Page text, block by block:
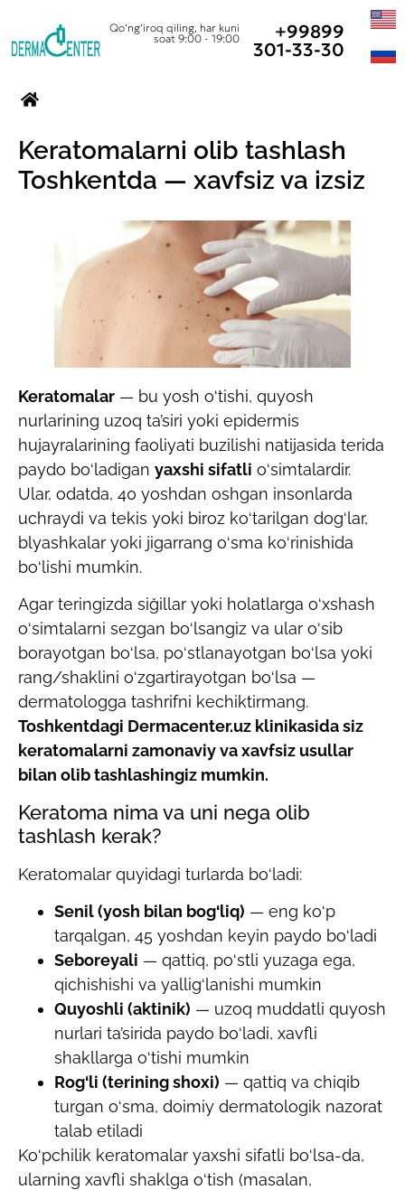
Qo‘ng‘iroq qiling, har kuni
soat 9:00 - 19:00
+99899
301-33-30
Keratomalarni olib tashlash
Toshkentda — xavfsiz va izsiz
Keratomalar — bu yosh o‘tishi, quyosh
nurlarining uzoq ta’siri yoki epidermis
hujayralarining faoliyati buzilishi natijasida terida
paydo bo‘ladigan yaxshi sifatli o‘simtalardir.
Ular, odatda, 40 yoshdan oshgan insonlarda
uchraydi va tekis yoki biroz ko‘tarilgan dog‘lar,
blyashkalar yoki jigarrang o‘sma ko‘rinishida
bo‘lishi mumkin.
Agar teringizda siğillar yoki holatlarga o‘xshash
o‘simtalarni sezgan bo‘lsangiz va ular o‘sib
borayotgan bo‘lsa, po‘stlanayotgan bo‘lsa yoki
rang/shaklini o‘zgartirayotgan bo‘lsa —
dermatologga tashrifni kechiktirmang.
Toshkentdagi Dermacenter.uz klinikasida siz
keratomalarni zamonaviy va xavfsiz usullar
bilan olib tashlashingiz mumkin.
Keratoma nima va uni nega olib
tashlash kerak?
Keratomalar quyidagi turlarda bo‘ladi:
Senil (yosh bilan bog‘liq) — eng ko‘p
tarqalgan, 45 yoshdan keyin paydo bo‘ladi
Seboreyali — qattiq, po‘stli yuzaga ega,
qichishishi va yallig‘lanishi mumkin
Quyoshli (aktinik) — uzoq muddatli quyosh
nurlari ta’sirida paydo bo‘ladi, xavfli
shakllarga o‘tishi mumkin
Rog‘li (terining shoxi) — qattiq va chiqib
turgan o‘sma, doimiy dermatologik nazorat
talab etiladi
Ko‘pchilik keratomalar yaxshi sifatli bo‘lsa-da,
ularning xavfli shaklga o‘tish (masalan,